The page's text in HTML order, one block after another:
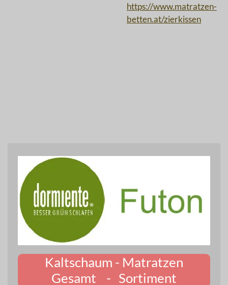
https://www.matratzen-
betten.at/zierkissen
Kaltschaum - Matratzen
Gesamt - Sortiment